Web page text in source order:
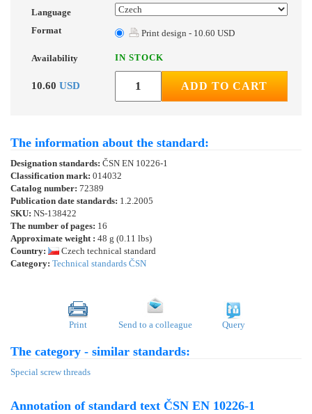
Language
Format
Print design - 10.60 USD
Availability IN STOCK
10.60 USD ADD TO CART
The information about the standard:
Designation standards: ČSN EN 10226-1
Classification mark: 014032
Catalog number: 72389
Publication date standards: 1.2.2005
SKU: NS-138422
The number of pages: 16
Approximate weight : 48 g (0.11 lbs)
Country:
Czech technical standard
Category: Technical standards ČSN
Print Send to a colleague Query
The category - similar standards:
Special screw threads
Annotation of standard text ČSN EN 10226-1